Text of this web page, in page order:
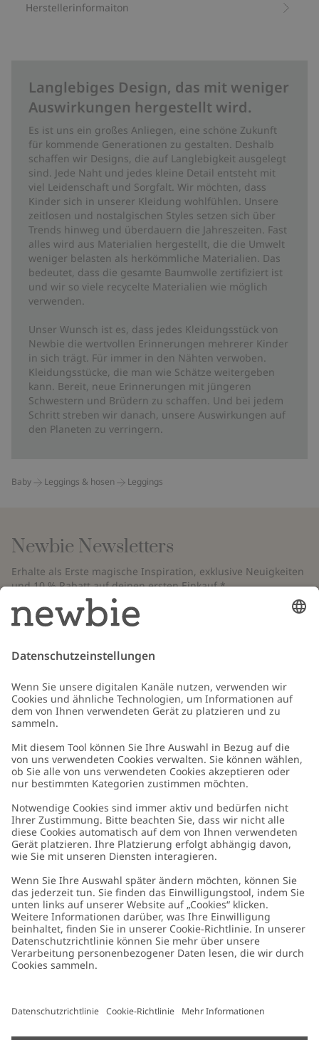
Herstellerinformaiton
Langlebiges Design, das mit weniger
Auswirkungen hergestellt wird.
Es ist uns ein großes Anliegen, eine schöne Zukunft
für kommende Generationen zu gestalten. Deshalb
schaffen wir Designs, die auf Langlebigkeit ausgelegt
sind. Jede Naht und jedes kleine Detail entsteht mit
viel Leidenschaft und Sorgfalt. Wir möchten, dass
Kinder sich in unserer Kleidung wohlfühlen. Unsere
zeitlosen und nostalgischen Styles setzen sich über
Trends hinweg und überdauern die Jahreszeiten. Fast
alles wird aus Materialien hergestellt, die die Umwelt
weniger belasten als herkömmliche Materialien. Das
bedeutet, dass die gesamte Baumwolle zertifiziert ist
und wir so viele recycelte Materialien wie möglich
verwenden.
Unser Wunsch ist es, dass jedes Kleidungsstück von
Newbie die wertvollen Erinnerungen mehrerer Kinder
in sich trägt. Für immer in den Nähten verwoben.
Kleidungsstücke, die man wie Schätze weitergeben
kann. Bereit, neue Erinnerungen mit jüngeren
Schwestern und Brüdern zu schaffen. Und bei jedem
Schritt streben wir danach, unsere Auswirkungen auf
den Planeten zu verringern.
Baby Leggings & hosen Leggings
Newbie Newsletters
Erhalte als Erste magische Inspiration, exklusive Neuigkeiten
und 10 % Rabatt auf deinen ersten Einkauf.*
*Gilt nur für deine erste Bestellung und ist nicht mit anderen Rabatten
oder Angeboten kombinierbar. Gilt nicht für limitierte Artikel. Bitte
überprüfe deinen Spam-Ordner. Lies unsere
Schicken
Kundenservice
Kontaktieren Sie uns
FAQ
Barrierefreiheit
Datenschutzrichtlinie
Cookie-Richtlinie
Über uns
Über Newbie
Nachhaltigkeit
Impressum
Presse
Germany Standort ändern
Cookies